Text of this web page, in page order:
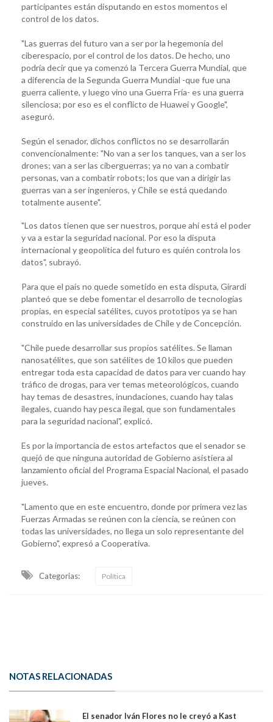
participantes están disputando en estos momentos el
control de los datos.
"Las guerras del futuro van a ser por la hegemonía del
ciberespacio, por el control de los datos. De hecho, uno
podría decir que ya comenzó la Tercera Guerra Mundial, que
a diferencia de la Segunda Guerra Mundial -que fue una
guerra caliente, y luego vino una Guerra Fría- es una guerra
silenciosa; por eso es el conflicto de Huawei y Google",
aseguró.
Según el senador, dichos conflictos no se desarrollarán
convencionalmente: "No van a ser los tanques, van a ser los
drones; van a ser las ciberguerras; ya no van a combatir
personas, van a combatir robots; los que van a dirigir las
guerras van a ser ingenieros, y Chile se está quedando
totalmente ausente".
"Los datos tienen que ser nuestros, porque ahí está el poder
y va a estar la seguridad nacional. Por eso la disputa
internacional y geopolítica del futuro es quién controla los
datos", subrayó.
Para que el país no quede sometido en esta disputa, Girardi
planteó que se debe fomentar el desarrollo de tecnologías
propias, en especial satélites, cuyos prototipos ya se han
construido en las universidades de Chile y de Concepción.
"Chile puede desarrollar sus propios satélites. Se llaman
nanosatélites, que son satélites de 10 kilos que pueden
entregar toda esta capacidad de datos para ver cuando hay
tráfico de drogas, para ver temas meteorológicos, cuando
hay temas de desastres, inundaciones, cuando hay talas
ilegales, cuando hay pesca ilegal, que son fundamentales
para la seguridad nacional", explicó.
Es por la importancia de estos artefactos que el senador se
quejó de que ninguna autoridad de Gobierno asistiera al
lanzamiento oficial del Programa Espacial Nacional, el pasado
jueves.
"Lamento que en este encuentro, donde por primera vez las
Fuerzas Armadas se reúnen con la ciencia, se reúnen con
todas las universidades, no llega un solo representante del
Gobierno", expresó a Cooperativa.
Categorias: Política
NOTAS RELACIONADAS
El senador Iván Flores no le creyó a Kast